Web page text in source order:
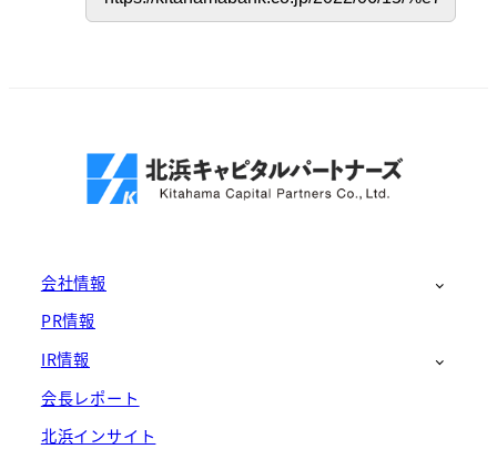
会社情報
PR情報
IR情報
会長レポート
北浜インサイト